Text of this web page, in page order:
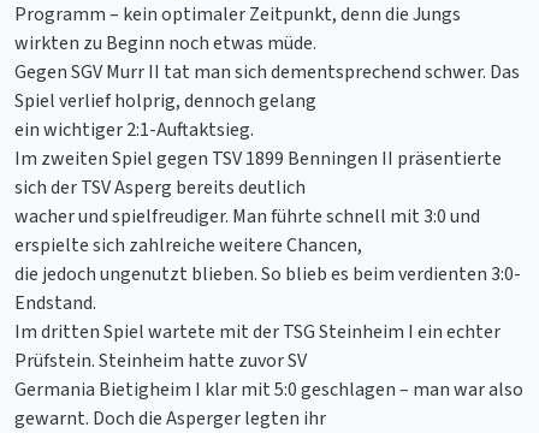
Programm – kein optimaler Zeitpunkt, denn die Jungs
wirkten zu Beginn noch etwas müde.
Gegen SGV Murr II tat man sich dementsprechend schwer. Das
Spiel verlief holprig, dennoch gelang
ein wichtiger 2:1-Auftaktsieg.
Im zweiten Spiel gegen TSV 1899 Benningen II präsentierte
sich der TSV Asperg bereits deutlich
wacher und spielfreudiger. Man führte schnell mit 3:0 und
erspielte sich zahlreiche weitere Chancen,
die jedoch ungenutzt blieben. So blieb es beim verdienten 3:0-
Endstand.
Im dritten Spiel wartete mit der TSG Steinheim I ein echter
Prüfstein. Steinheim hatte zuvor SV
Germania Bietigheim I klar mit 5:0 geschlagen – man war also
gewarnt. Doch die Asperger legten ihr